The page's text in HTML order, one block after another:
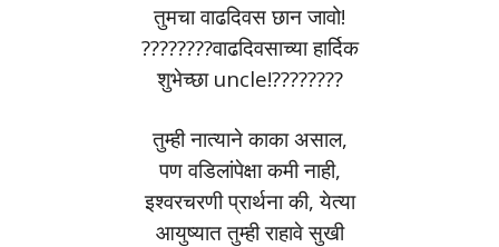
तुमचा वाढदिवस छान जावो!
????????वाढदिवसाच्या हार्दिक
शुभेच्छा uncle!????????
तुम्ही नात्याने काका असाल,
पण वडिलांपेक्षा कमी नाही,
इश्वरचरणी प्रार्थना की, येत्या
आयुष्यात तुम्ही राहावे सुखी